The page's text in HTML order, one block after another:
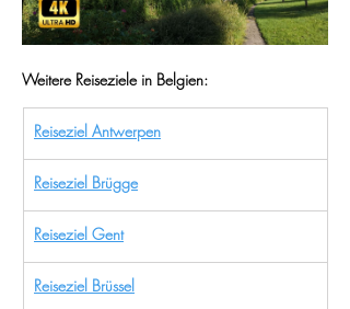
Weitere Reiseziele in Belgien:
Reiseziel Antwerpen
Reiseziel Brügge
Reiseziel Gent
Reiseziel Brüssel